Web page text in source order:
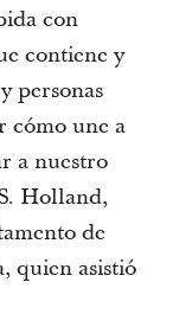
con
contiene y
personas
cómo une a
a nuestro
Holland,
de
quien asistió